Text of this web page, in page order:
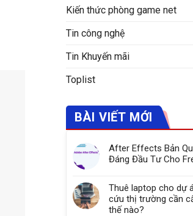
Kiến thức phòng game net
Tin công nghệ
Tin Khuyến mãi
Toplist
BÀI VIẾT MỚI
After Effects Bản
Đáng Đầu Tư Cho
Thuê laptop cho dự
cứu thị trường cần
thế nào?